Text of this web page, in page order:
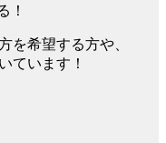
！
を希望する方や、
ています！